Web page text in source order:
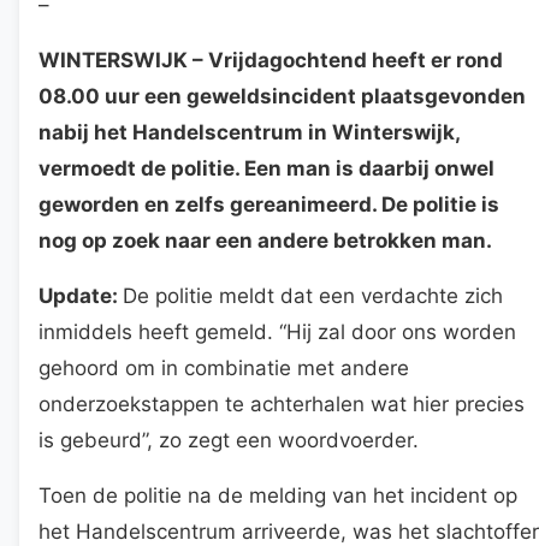
WINTERSWIJK – Vrijdagochtend heeft er rond
08.00 uur een geweldsincident plaatsgevonden
nabij het Handelscentrum in Winterswijk,
vermoedt de politie. Een man is daarbij onwel
geworden en zelfs gereanimeerd. De politie is
nog op zoek naar een andere betrokken man.
Update: De politie meldt dat een verdachte zich
inmiddels heeft gemeld. “Hij zal door ons worden
gehoord om in combinatie met andere
onderzoekstappen te achterhalen wat hier precies
is gebeurd”, zo zegt een woordvoerder.
Toen de politie na de melding van het incident op
het Handelscentrum arriveerde, was het slachtoffer